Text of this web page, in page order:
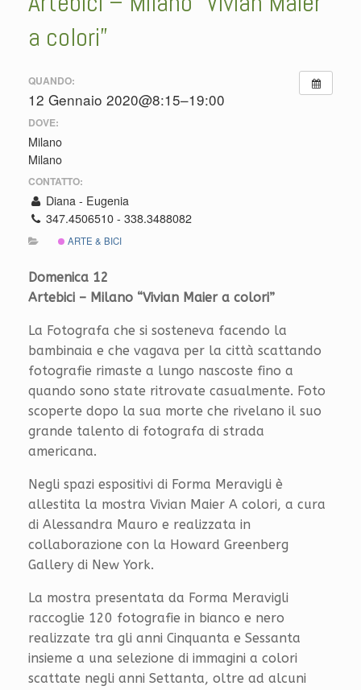
a colori”
QUANDO:
12 Gennaio 2020@8:15–19:00
DOVE:
Milano
Milano
CONTATTO:
Diana - Eugenia
347.4506510 - 338.3488082
ARTE & BICI
Domenica 12
Artebici – Milano “Vivian Maier a colori”
La Fotografa che si sosteneva facendo la
bambinaia e che vagava per la città scattando
fotografie rimaste a lungo nascoste fino a
quando sono state ritrovate casualmente. Foto
scoperte dopo la sua morte che rivelano il suo
grande talento di fotografa di strada
americana.
Negli spazi espositivi di Forma Meravigli è
allestita la mostra Vivian Maier A colori, a cura
di Alessandra Mauro e realizzata in
collaborazione con la Howard Greenberg
Gallery di New York.
La mostra presentata da Forma Meravigli
raccoglie 120 fotografie in bianco e nero
realizzate tra gli anni Cinquanta e Sessanta
insieme a una selezione di immagini a colori
scattate negli anni Settanta, oltre ad alcuni